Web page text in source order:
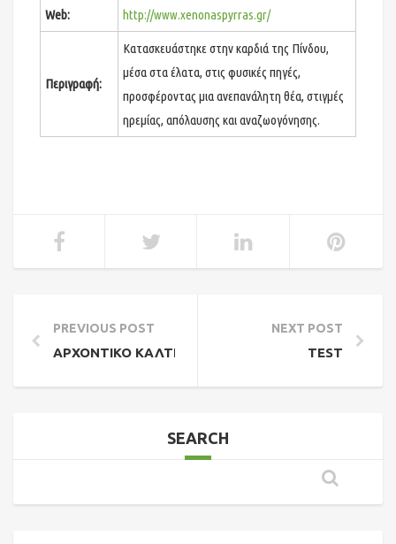
Web: http://www.xenonaspyrras.gr/
Περιγραφή:
Κατασκευάστηκε στην καρδιά της Πίνδου,
μέσα στα έλατα, στις φυσικές πηγές,
προσφέροντας μια ανεπανάλητη θέα, στιγμές
ηρεμίας, απόλαυσης και αναζωογόνησης.
PREVIOUS POST
ΑΡΧΟΝΤΙΚΟ ΚΑΛΤΕΖΙΩΤΗ – ΚΑΨΙΑ ΜΑΝΤΙΝΕΙΑΣ,
NEXT POST
TEST
SEARCH